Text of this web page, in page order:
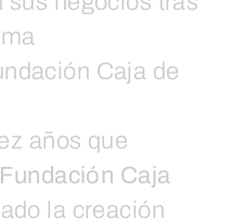
Caja de
años que
Fundación Caja
la creación